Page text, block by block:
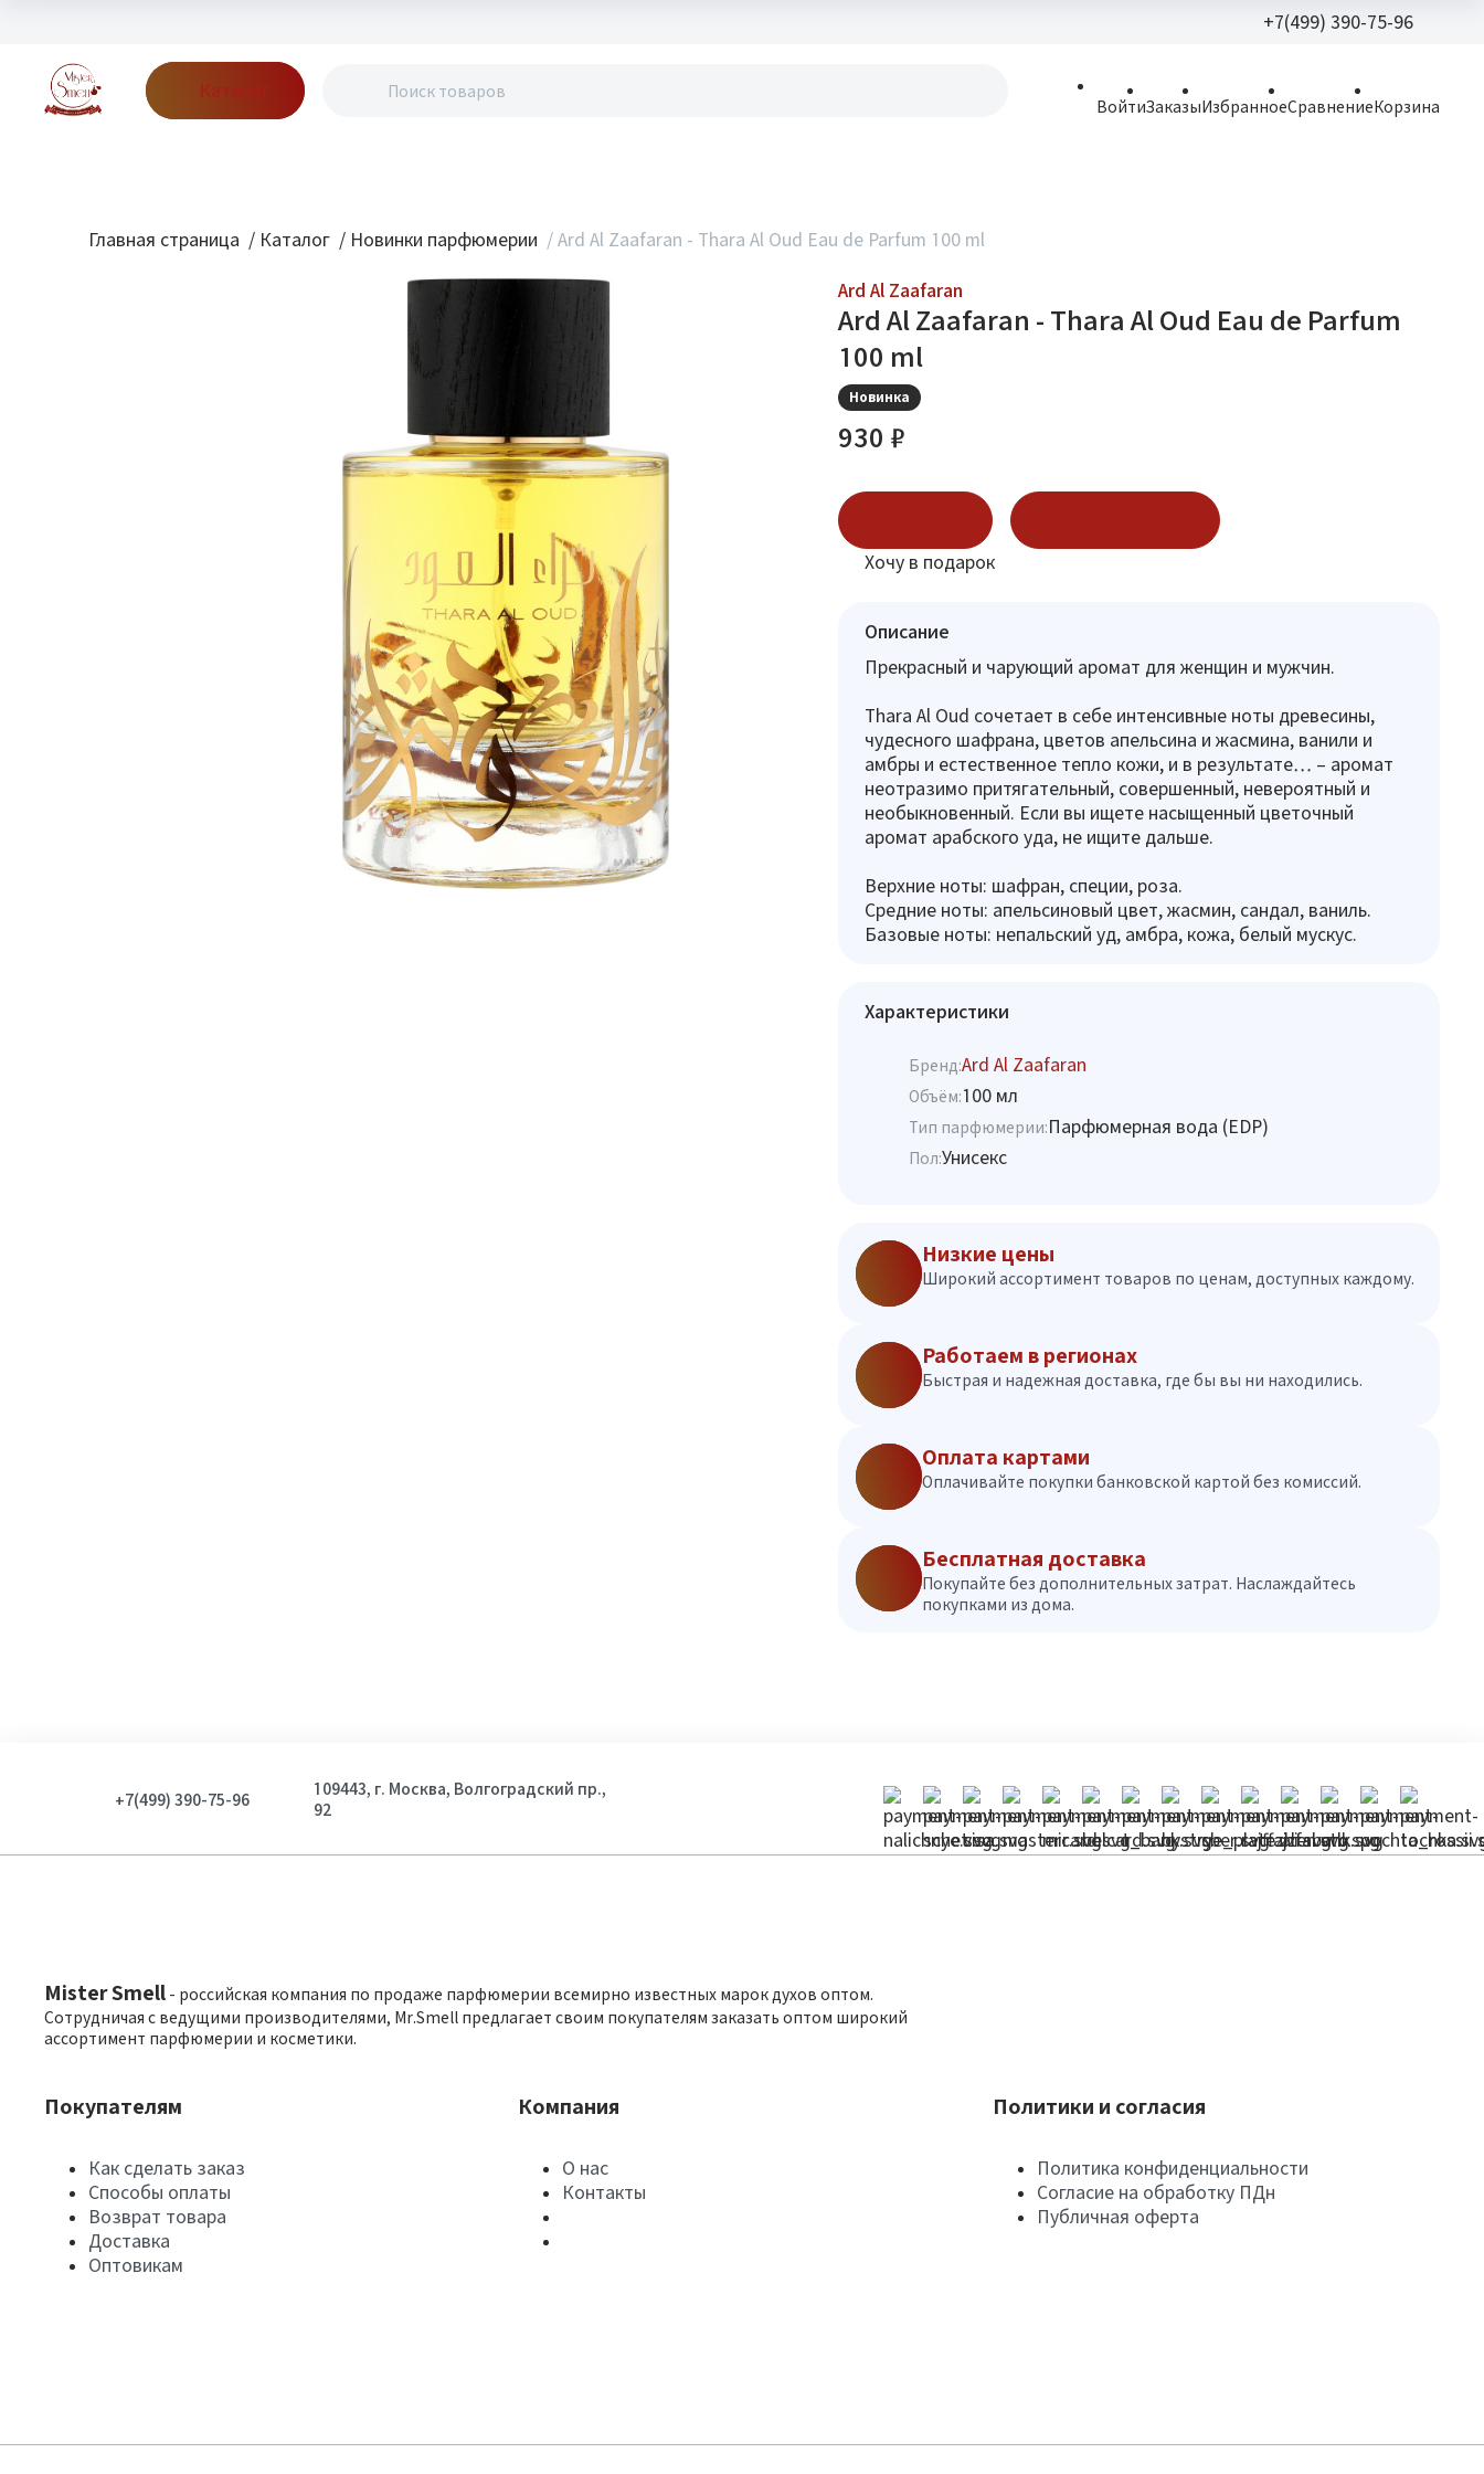
+7(499) 390-75-96
Каталог
ВойтиЗаказыИзбранноеСравнениеКорзина
Главная страница / Каталог / Новинки парфюмерии / Ard Al Zaafaran - Thara Al Oud Eau de Parfum 100 ml
Ard Al Zaafaran
Ard Al Zaafaran - Thara Al Oud Eau de Parfum
100 ml
Новинка
930 ₽
Хочу в подарок
Описание
Прекрасный и чарующий аромат для женщин и мужчин.
Thara Al Oud сочетает в себе интенсивные ноты древесины,
чудесного шафрана, цветов апельсина и жасмина, ванили и
амбры и естественное тепло кожи, и в результате… – аромат
неотразимо притягательный, совершенный, невероятный и
необыкновенный. Если вы ищете насыщенный цветочный
аромат арабского уда, не ищите дальше.
Верхние ноты: шафран, специи, роза.
Средние ноты: апельсиновый цвет, жасмин, сандал, ваниль.
Базовые ноты: непальский уд, амбра, кожа, белый мускус.
Характеристики
Бренд:Ard Al Zaafaran
Объём:100 мл
Тип парфюмерии:Парфюмерная вода (EDP)
Пол:Унисекс
Низкие цены
Широкий ассортимент товаров по ценам, доступных каждому.
Работаем в регионах
Быстрая и надежная доставка, где бы вы ни находились.
Оплата картами
Оплачивайте покупки банковской картой без комиссий.
Бесплатная доставка
Покупайте без дополнительных затрат. Наслаждайтесь
покупками из дома.
+7(499) 390-75-96
109443, г. Москва, Волгоградский пр.,
92
Mister Smell - российская компания по продаже парфюмерии всемирно известных марок духов оптом.
Сотрудничая с ведущими производителями, Mr.Smell предлагает своим покупателям заказать оптом широкий
ассортимент парфюмерии и косметики.
Покупателям
Как сделать заказ
Способы оплаты
Возврат товара
Доставка
Оптовикам
Компания
О нас
Контакты
Политики и согласия
Политика конфиденциальности
Согласие на обработку ПДн
Публичная оферта